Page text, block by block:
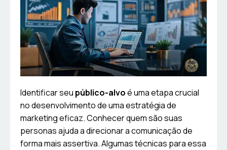
Identificar seu público-alvoé uma etapa crucial
no desenvolvimento de uma estratégia de
marketing eficaz. Conhecer quem são suas
personas ajuda a direcionar a comunicação de
forma mais assertiva. Algumas técnicas para essa